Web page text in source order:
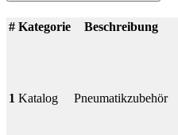
# Kategorie Beschreibung
1 Katalog Pneumatikzubehör